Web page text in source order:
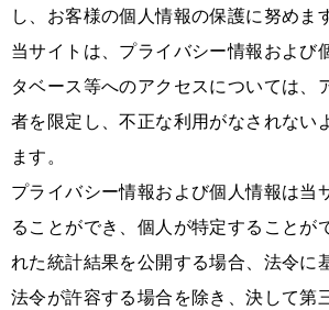
し、お客様の個人情報の保護に努めます
当サイトは、プライバシー情報および
タベース等へのアクセスについては、
者を限定し、不正な利用がなされない
ます。
プライバシー情報および個人情報は当
ることができ、個人が特定することが
れた統計結果を公開する場合、法令に
法令が許容する場合を除き、決して第